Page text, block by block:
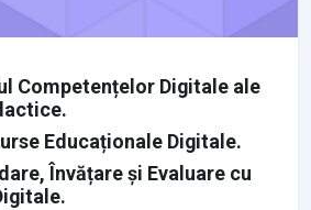
Competențelor Digitale ale
Educaționale Digitale.
Învățare și Evaluare cu